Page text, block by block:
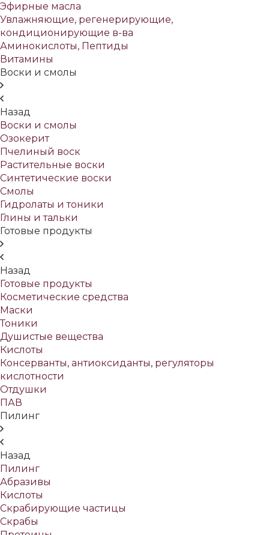
Эфирные масла
Увлажняющие, регенерирующие,
кондиционирующие в-ва
Аминокислоты, Пептиды
Витамины
Воски и смолы
Назад
Воски и смолы
Озокерит
Пчелиный воск
Растительные воски
Синтетические воски
Смолы
Гидролаты и тоники
Глины и тальки
Готовые продукты
Назад
Готовые продукты
Косметические средства
Маски
Тоники
Душистые вещества
Кислоты
Консерванты, антиоксиданты, регуляторы
кислотности
Отдушки
ПАВ
Пилинг
Назад
Пилинг
Абразивы
Кислоты
Скрабирующие частицы
Скрабы